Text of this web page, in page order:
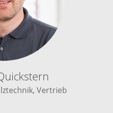
Vertrieb